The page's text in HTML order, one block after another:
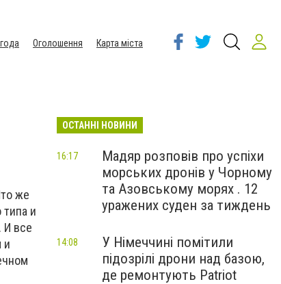
Оголошення
Карта міста
же
и
И все
и
ОСТАННІ НОВИНИ
Мадяр розповів про успіхи
морських дронів у Чорному
та Азовському морях . 12
уражених суден за тиждень
16:17
У Німеччині помітили
підозрілі дрони над базою,
де ремонтують Patriot
14:08